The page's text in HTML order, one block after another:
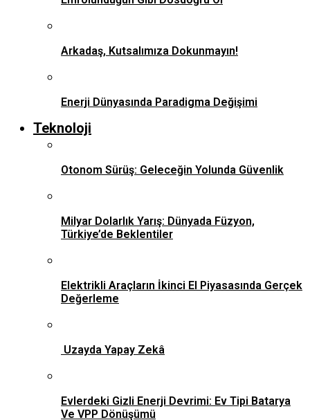
Arkadaş, Kutsalımıza Dokunmayın!
Enerji Dünyasında Paradigma Değişimi
Teknoloji
Otonom Sürüş: Geleceğin Yolunda Güvenlik
Milyar Dolarlık Yarış: Dünyada Füzyon,
Türkiye’de Beklentiler
Elektrikli Araçların İkinci El Piyasasında Gerçek
Değerleme
Uzayda Yapay Zekâ
Evlerdeki Gizli Enerji Devrimi: Ev Tipi Batarya
Ve VPP Dönüşümü